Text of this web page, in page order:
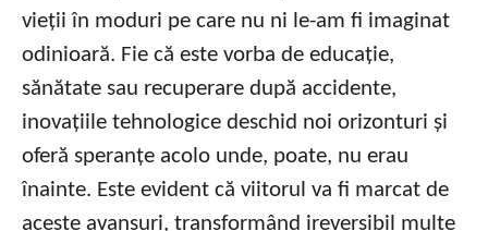
vieții în moduri pe care nu ni le-am fi imaginat
odinioară. Fie că este vorba de educație,
sănătate sau recuperare după accidente,
inovațiile tehnologice deschid noi orizonturi și
oferă speranțe acolo unde, poate, nu erau
înainte. Este evident că viitorul va fi marcat de
aceste avansuri, transformând ireversibil multe